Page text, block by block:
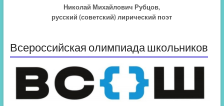
Николай Михайлович Рубцов,
русский (советский) лирический поэт
Всероссийская олимпиада школьников